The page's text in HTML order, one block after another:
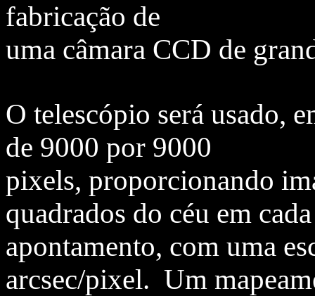
fabricação de
uma câmara CCD de
O telescópio será usado,
de 9000 por 9000
pixels, proporcionando
quadrados do céu em cada
apontamento, com uma
arcsec/pixel. Um